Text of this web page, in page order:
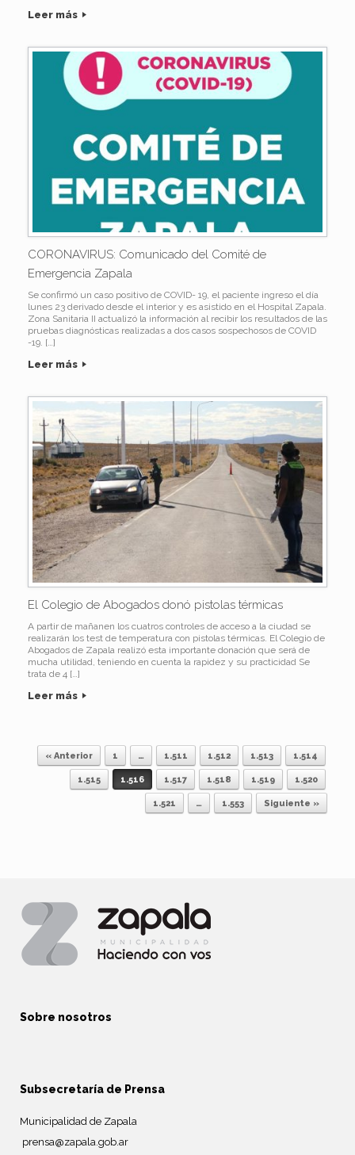
Leer más
CORONAVIRUS: Comunicado del Comité de
Emergencia Zapala
Se confirmó un caso positivo de COVID- 19, el paciente ingreso el día
lunes 23 derivado desde el interior y es asistido en el Hospital Zapala.
Zona Sanitaria II actualizó la información al recibir los resultados de las
pruebas diagnósticas realizadas a dos casos sospechosos de COVID
-19. […]
Leer más
El Colegio de Abogados donó pistolas térmicas
A partir de mañanen los cuatros controles de acceso a la ciudad se
realizarán los test de temperatura con pistolas térmicas. El Colegio de
Abogados de Zapala realizó esta importante donación que será de
mucha utilidad, teniendo en cuenta la rapidez y su practicidad Se
trata de 4 […]
Leer más
Navegador de artículos
« Anterior 1 … 1.511 1.512 1.513 1.514
1.515 1.516 1.517 1.518 1.519 1.520
1.521 … 1.553 Siguiente »
Sobre nosotros
Subsecretaría de Prensa
Municipalidad de Zapala
prensa@zapala.gob.ar